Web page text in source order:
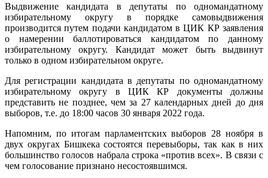
Выдвижение кандидата в депутаты по одномандатному
избирательному округу в порядке самовыдвижения
производится путем подачи кандидатом в ЦИК КР заявления
о намерении баллотироваться кандидатом по данному
избирательному округу. Кандидат может быть выдвинут
только в одном избирательном округе.
Для регистрации кандидата в депутаты по одномандатному
избирательному округу в ЦИК КР документы должны
представить не позднее, чем за 27 календарных дней до дня
выборов, т.е. до 18:00 часов 30 января 2022 года.
Напомним, по итогам парламентских выборов 28 ноября в
двух округах Бишкека состоятся перевыборы, так как в них
большинство голосов набрала строка «против всех». В связи с
чем голосование признано несостоявшимся.